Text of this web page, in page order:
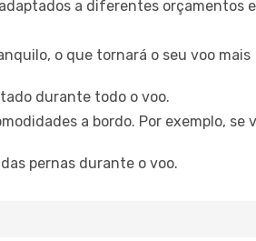
a diferentes orçamentos e
o que tornará o seu voo mais
durante todo o voo.
a bordo. Por exemplo, se
pernas durante o voo.